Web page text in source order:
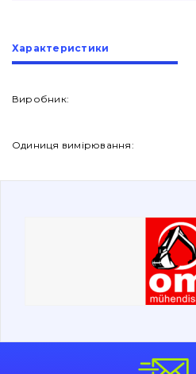
Про нас
Контакти
Вакансії
Фільтри та мастильні матеріали
Характеристики
Виробник:
Одиниця вимірювання: